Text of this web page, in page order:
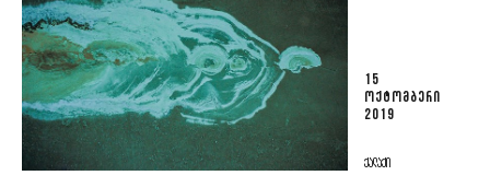
15
ᲝᲥᲢᲝᲛᲑᲔᲠᲘ
2019
ᲥᲐᲚᲐᲥᲘ